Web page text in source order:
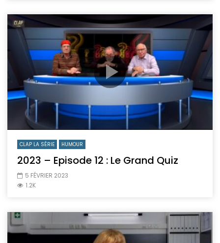
CLAP LA SÉRIE HUMOUR
2023 – Episode 12 : Le Grand Quiz
5 FÉVRIER 2023
1.2K